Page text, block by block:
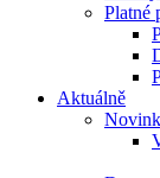
Platné
Aktuálně